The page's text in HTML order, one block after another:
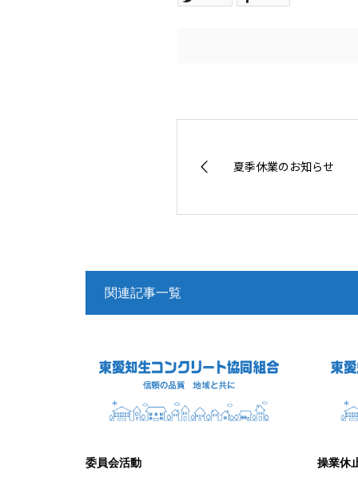
夏季休業のお知らせ
関連記事一覧
委員会活動 操業休